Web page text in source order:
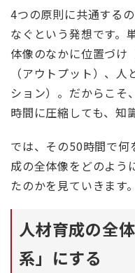
4つの原則に共通する
なぐという発想です。
体像のなかに位置づけ
（アウトプット）、
ション）。だからこそ
時間に圧縮しても、知
では、その50時間で
成の全体像をどのよう
たのかを見ていきます。
人材育成の全
系」にする